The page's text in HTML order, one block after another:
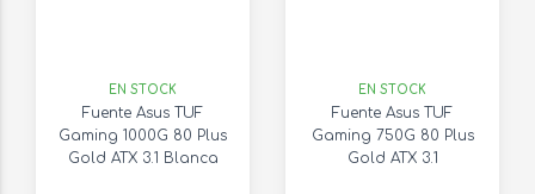
EN STOCK
Fuente Asus TUF
Gaming 1000G 80 Plus
Gold ATX 3.1 Blanca
EN STOCK
Fuente Asus TUF
Gaming 750G 80 Plus
Gold ATX 3.1